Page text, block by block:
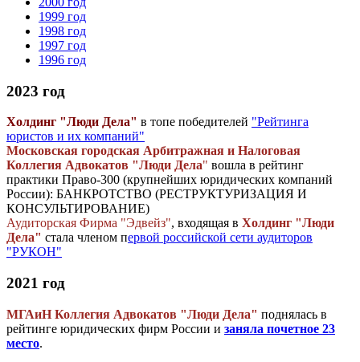
1999 год
1998 год
1997 год
1996 год
2023 год
Холдинг "Люди Дела" в топе победителей "Рейтинга
юристов и их компаний"
Московская городская Арбитражная и Налоговая
Коллегия Адвокатов "Люди Дела" вошла в рейтинг
практики Право-300 (крупнейших юридических компаний
России): БАНКРОТСТВО (РЕСТРУКТУРИЗАЦИЯ И
КОНСУЛЬТИРОВАНИЕ)
Аудиторская Фирма "Эдвейз", входящая в Холдинг "Люди
Дела" стала членом первой российской сети аудиторов
"РУКОН"
2021 год
МГАиН Коллегия Адвокатов "Люди Дела" поднялась в
рейтинге юридических фирм России и заняла почетное 23
место.